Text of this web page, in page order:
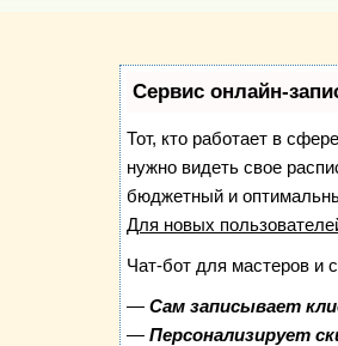
Сервис онлайн-
Тот, кто работает в
нужно видеть свое
бюджетный и
Для новых
Чат-бот для мастеров и
— Сам записывает
— Персонализирует